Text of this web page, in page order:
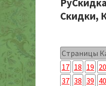
Скидки,
Страницы
17 18 19 20
37 38 39 40